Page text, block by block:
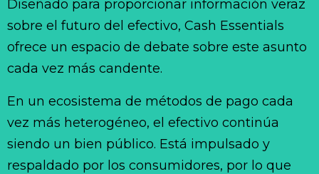
Diseñado para proporcionar información veraz
sobre el futuro del efectivo, Cash Essentials
ofrece un espacio de debate sobre este asunto
cada vez más candente.
En un ecosistema de métodos de pago cada
vez más heterogéneo, el efectivo continúa
siendo un bien público. Está impulsado y
respaldado por los consumidores, por lo que